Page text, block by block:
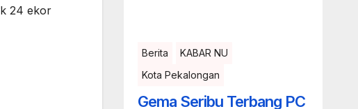
24 ekor
Berita
KABAR NU
Kota Pekalongan
Gema Seribu Terbang PC